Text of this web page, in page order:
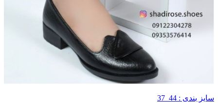
سایز بندی : 44_37